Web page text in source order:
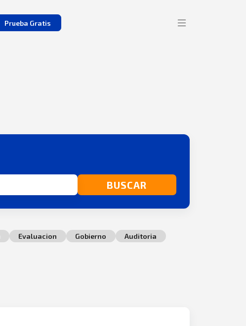
Prueba Gratis
BUSCAR
Evaluacion Gobierno
Auditoria